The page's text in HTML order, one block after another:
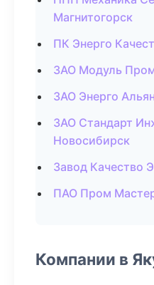
Магнитогорск
ПК Энерго
ЗАО Модуль
ЗАО Энерго
ЗАО Стандарт
Новосибирск
Завод Качество
ПАО Пром
Компании в